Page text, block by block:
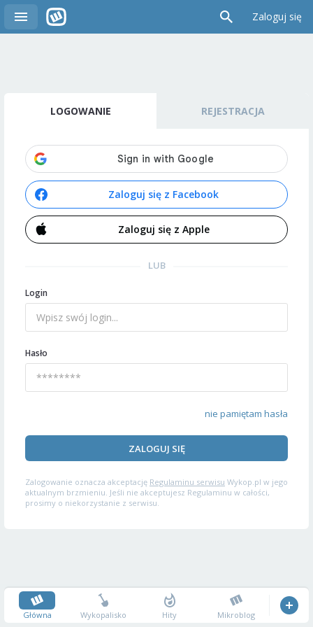
Zaloguj się
LOGOWANIE REJESTRACJA
Zaloguj się z Facebook
Zaloguj się z Apple
LUB
Login
Hasło
nie pamiętam hasła
ZALOGUJ SIĘ
Zalogowanie oznacza akceptację Regulaminu serwisu Wykop.pl w jego
aktualnym brzmieniu. Jeśli nie akceptujesz Regulaminu w całości,
prosimy o niekorzystanie z serwisu.
Główna Wykopalisko Hity Mikroblog